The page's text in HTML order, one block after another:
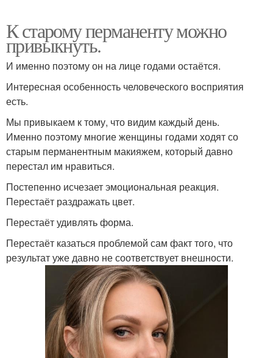
К старому перманенту можно
привыкнуть.
И именно поэтому он на лице годами остаётся.
Интересная особенность человеческого восприятия
есть.
Мы привыкаем к тому, что видим каждый день.
Именно поэтому многие женщины годами ходят со
старым перманентным макияжем, который давно
перестал им нравиться.
Постепенно исчезает эмоциональная реакция.
Перестаёт раздражать цвет.
Перестаёт удивлять форма.
Перестаёт казаться проблемой сам факт того, что
результат уже давно не соответствует внешности.